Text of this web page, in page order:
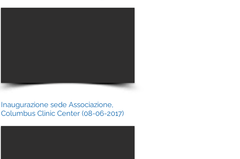
Inaugurazione sede Associazione,
Columbus Clinic Center (08-06-2017)